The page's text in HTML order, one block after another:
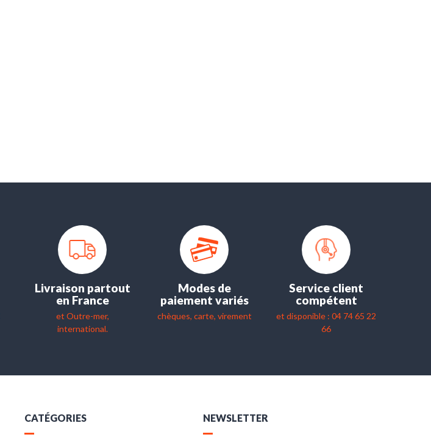
Livraison partout
en France
et Outre-mer,
international.
Modes de
paiement variés
chèques, carte, virement
Service client
compétent
et disponible : 04 74 65 22
66
CATÉGORIES NEWSLETTER